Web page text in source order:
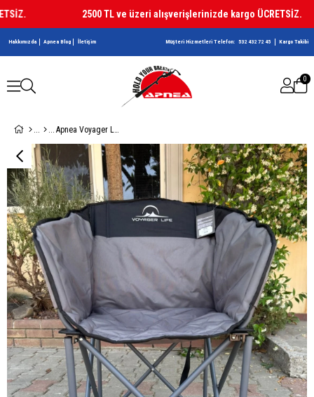
2500 TL ve üzeri alışverişlerinizde kargo ÜCRETSİZ.
Hakkımızda Apnea Blog İletişim Müşteri Hizmetleri Telefon: 532 432 72 45 Kargo Takibi
0
Apnea Voyager Life FLUFFY koltuk-sandalye